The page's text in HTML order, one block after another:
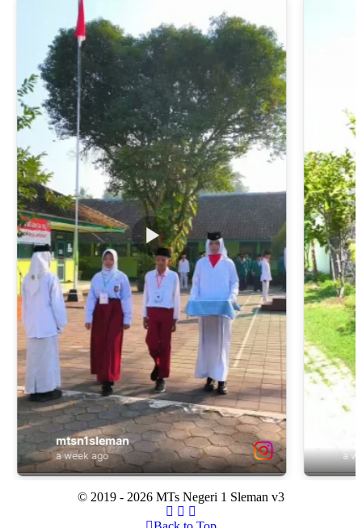
© 2019 - 2026 MTs Negeri 1 Sleman v3